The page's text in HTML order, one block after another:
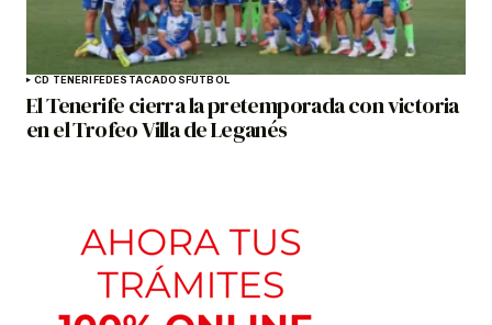
CD TENERIFEDESTACADOSFÚTBOL
El Tenerife cierra la pretemporada con victoria
en el Trofeo Villa de Leganés